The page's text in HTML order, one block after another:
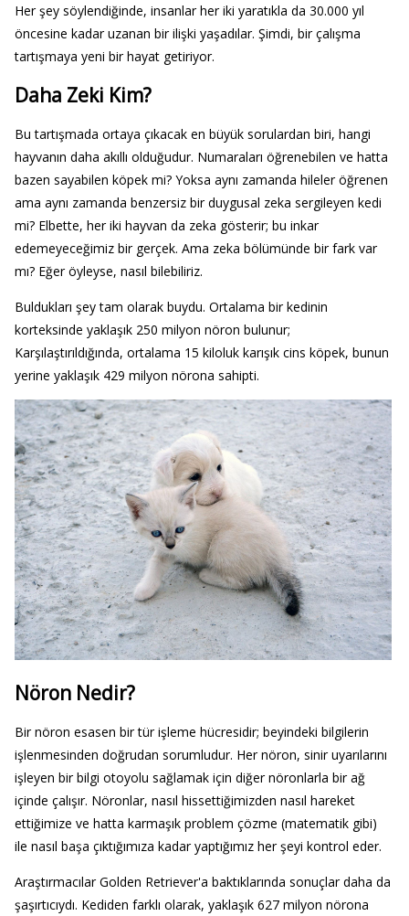
Her şey söylendiğinde, insanlar her iki yaratıkla da 30.000 yıl
öncesine kadar uzanan bir ilişki yaşadılar. Şimdi, bir çalışma
tartışmaya yeni bir hayat getiriyor.
Daha Zeki Kim?
Bu tartışmada ortaya çıkacak en büyük sorulardan biri, hangi
hayvanın daha akıllı olduğudur. Numaraları öğrenebilen ve hatta
bazen sayabilen köpek mi? Yoksa aynı zamanda hileler öğrenen
ama aynı zamanda benzersiz bir duygusal zeka sergileyen kedi
mi? Elbette, her iki hayvan da zeka gösterir; bu inkar
edemeyeceğimiz bir gerçek. Ama zeka bölümünde bir fark var
mı? Eğer öyleyse, nasıl bilebiliriz.
Buldukları şey tam olarak buydu. Ortalama bir kedinin
korteksinde yaklaşık 250 milyon nöron bulunur;
Karşılaştırıldığında, ortalama 15 kiloluk karışık cins köpek, bunun
yerine yaklaşık 429 milyon nörona sahipti.
Nöron Nedir?
Bir nöron esasen bir tür işleme hücresidir; beyindeki bilgilerin
işlenmesinden doğrudan sorumludur. Her nöron, sinir uyarılarını
işleyen bir bilgi otoyolu sağlamak için diğer nöronlarla bir ağ
içinde çalışır. Nöronlar, nasıl hissettiğimizden nasıl hareket
ettiğimize ve hatta karmaşık problem çözme (matematik gibi)
ile nasıl başa çıktığımıza kadar yaptığımız her şeyi kontrol eder.
Araştırmacılar Golden Retriever'a baktıklarında sonuçlar daha da
şaşırtıcıydı. Kediden farklı olarak, yaklaşık 627 milyon nörona